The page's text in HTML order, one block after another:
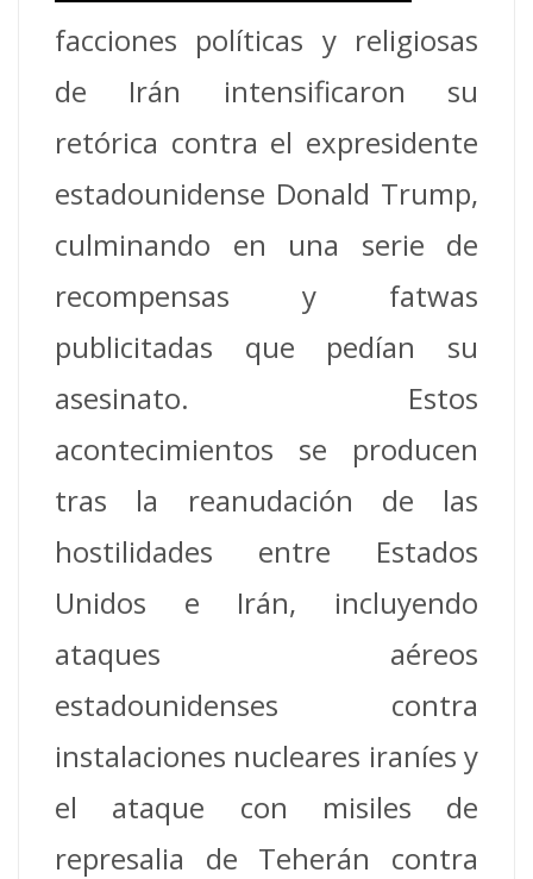
facciones políticas y religiosas
de Irán intensificaron su
retórica contra el expresidente
estadounidense Donald Trump,
culminando en una serie de
recompensas y fatwas
publicitadas que pedían su
asesinato. Estos
acontecimientos se producen
tras la reanudación de las
hostilidades entre Estados
Unidos e Irán, incluyendo
ataques aéreos
estadounidenses contra
instalaciones nucleares iraníes y
el ataque con misiles de
represalia de Teherán contra